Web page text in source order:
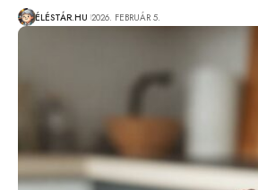
ÉLÉSTÁR.HU 2026. FEBRUÁR 5.